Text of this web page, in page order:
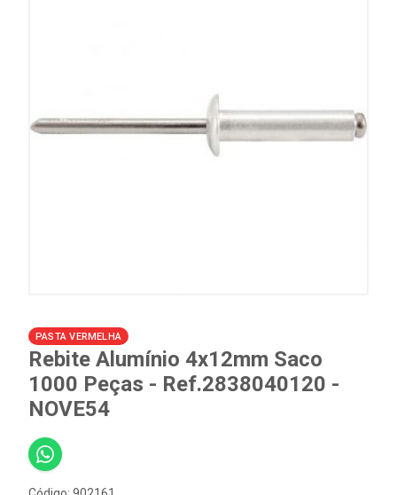
PASTA VERMELHA
Rebite Alumínio 4x12mm Saco
1000 Peças - Ref.2838040120 -
NOVE54